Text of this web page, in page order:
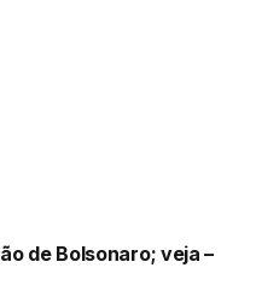
de Bolsonaro; veja –